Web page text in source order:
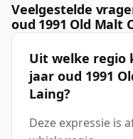
Veelgestelde
oud 1991 Old Malt
Uit welke regio
jaar oud 1991
Laing?
Deze expressie is